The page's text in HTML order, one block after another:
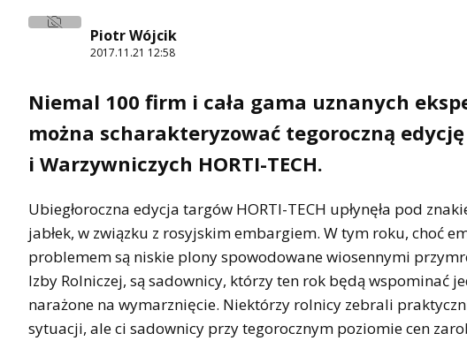
Piotr Wójcik
2017.11.21 12:58
Niemal 100 firm i cała gama uznanych
można scharakteryzować tegoroczną
i Warzywniczych HORTI-TECH.
Ubiegłoroczna edycja targów HORTI-TECH upłynęła pod
jabłek, w związku z rosyjskim embargiem. W tym roku, choć
problemem są niskie plony spowodowane wiosennymi
Izby Rolniczej, są sadownicy, którzy ten rok będą wspominać
narażone na wymarznięcie. Niektórzy rolnicy zebrali
sytuacji, ale ci sadownicy przy tegorocznym poziomie cen